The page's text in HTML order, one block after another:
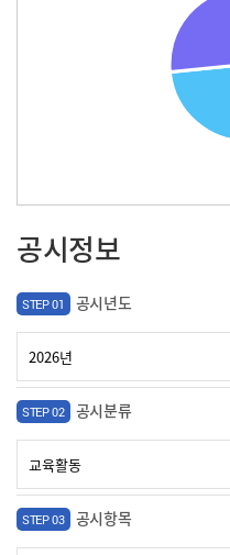
공시정보
STEP 01 공시년도
STEP 02 공시분류
STEP 03 공시항목